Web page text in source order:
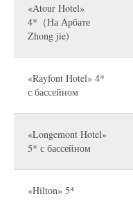
«Atour Hotel»
4*（На Арбате
Zhong jie)
«Rayfont Hotel» 4*
с бассейном
«Longemont Hotel»
5* с бассейном
«Hilton» 5*